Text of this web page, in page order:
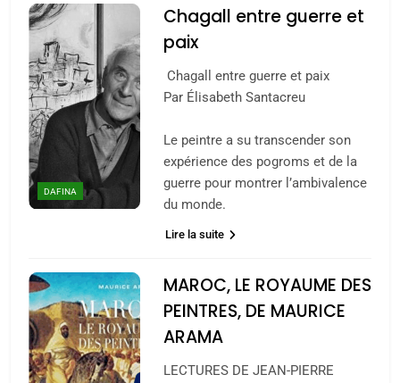
DAFINA
Chagall entre guerre et
paix
Chagall entre guerre et paix
Par Élisabeth Santacreu
Le peintre a su transcender son
expérience des pogroms et de la
guerre pour montrer l’ambivalence
du monde.
Lire la suite
MAROC, LE ROYAUME DES
PEINTRES, DE MAURICE
ARAMA
LECTURES DE JEAN-PIERRE